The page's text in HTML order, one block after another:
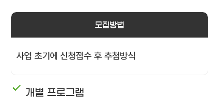
모집방법
사업 초기에 신청접수 후 추첨방식
개별 프로그램